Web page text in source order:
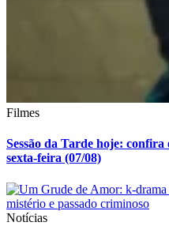
Filmes
Sessão da Tarde hoje:
sexta-feira (07/08)
Notícias